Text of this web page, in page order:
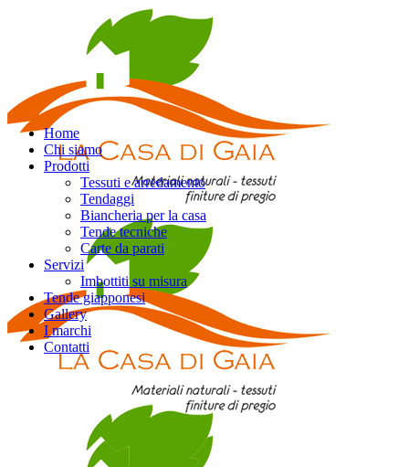
Home
Chi siamo
Prodotti
Tessuti e arredamento
Tendaggi
Biancheria per la casa
Tende tecniche
Carte da parati
Servizi
Imbottiti su misura
Tende giapponesi
Gallery
I marchi
Contatti